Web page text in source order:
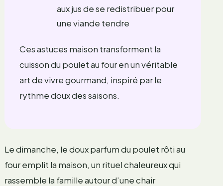
aux jus de se redistribuer pour
une viande tendre
Ces astuces maison transforment la
cuisson du poulet au four en un véritable
art de vivre gourmand, inspiré par le
rythme doux des saisons.
Le dimanche, le doux parfum du poulet rôti au
four emplit la maison, un rituel chaleureux qui
rassemble la famille autour d’une chair